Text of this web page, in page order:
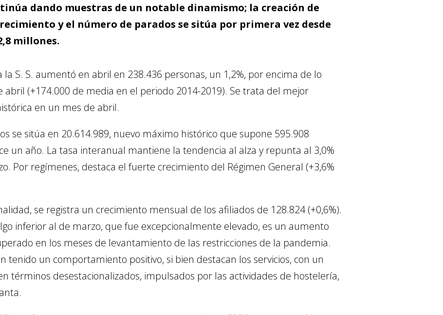
dando muestras de un notable dinamismo; la creación de
y el número de parados se sitúa por primera vez desde
millones.
la S. S. aumentó en abril en 238.436 personas, un 1,2%, por encima de lo
(+174.000 de media en el periodo 2014-2019). Se trata del mejor
en un mes de abril.
se sitúa en 20.614.989, nuevo máximo histórico que supone 595.908
un año. La tasa interanual mantiene la tendencia al alza y repunta al 3,0%
Por regímenes, destaca el fuerte crecimiento del Régimen General (+3,6%
se registra un crecimiento mensual de los afiliados de 128.824 (+0,6%).
inferior al de marzo, que fue excepcionalmente elevado, es un aumento
en los meses de levantamiento de las restricciones de la pandemia.
tenido un comportamiento positivo, si bien destacan los servicios, con un
términos desestacionalizados, impulsados por las actividades de hostelería,